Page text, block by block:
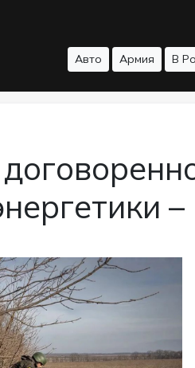
Авто Армия В